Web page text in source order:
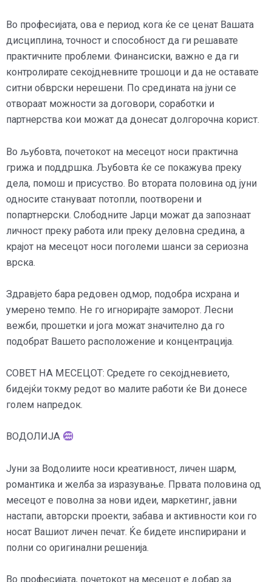
Во професијата, ова е период кога ќе се ценат Вашата
дисциплина, точност и способност да ги решавате
практичните проблеми. Финансиски, важно е да ги
контролирате секојдневните трошоци и да не оставате
ситни обврски нерешени. По средината на јуни се
отвораат можности за договори, соработки и
партнерства кои можат да донесат долгорочна корист.
Во љубовта, почетокот на месецот носи практична
грижа и поддршка. Љубовта ќе се покажува преку
дела, помош и присуство. Во втората половина од јуни
односите стануваат потопли, поотворени и
попартнерски. Слободните Јарци можат да запознаат
личност преку работа или преку деловна средина, а
крајот на месецот носи поголеми шанси за сериозна
врска.
Здравјето бара редовен одмор, подобра исхрана и
умерено темпо. Не го игнорирајте заморот. Лесни
вежби, прошетки и јога можат значително да го
подобрат Вашето расположение и концентрација.
СОВЕТ НА МЕСЕЦОТ: Средете го секојдневието,
бидејќи токму редот во малите работи ќе Ви донесе
голем напредок.
ВОДОЛИЈА
Јуни за Водолиите носи креативност, личен шарм,
романтика и желба за изразување. Првата половина од
месецот е поволна за нови идеи, маркетинг, јавни
настапи, авторски проекти, забава и активности кои го
носат Вашиот личен печат. Ќе бидете инспирирани и
полни со оригинални решенија.
Во професијата, почетокот на месецот е добар за